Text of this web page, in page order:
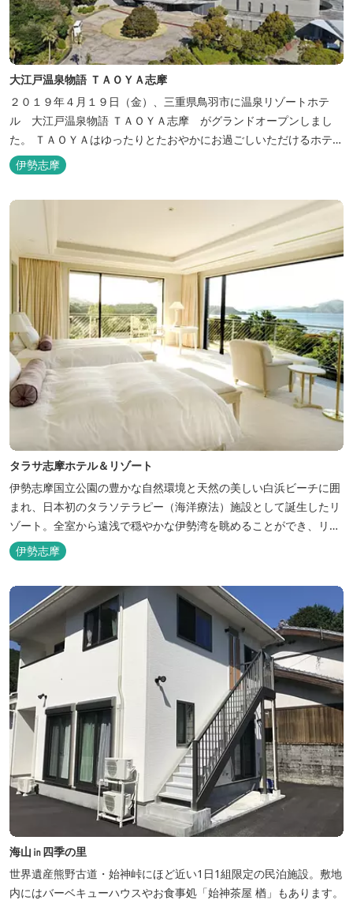
大江戸温泉物語 ＴＡＯＹＡ志摩
２０１９年４月１９日（金）、三重県鳥羽市に温泉リゾートホテ
ル 大江戸温泉物語 ＴＡＯＹＡ志摩 がグランドオープンしまし
た。 ＴＡＯＹＡはゆったりとたおやかにお過ごしいただけるホテル
を目指し、カキの産地の鳥羽市浦村町にオープンしました。 目の前
は太平洋に注ぐ伊勢湾の海の風景が広がり、後背は山に囲まれ、自
然豊かな環境で、正にゆったりとたおやかに時が流れています。
伊勢志摩
タラサ志摩ホテル＆リゾート
伊勢志摩国立公園の豊かな自然環境と天然の美しい白浜ビーチに囲
まれ、日本初のタラソテラピー（海洋療法）施設として誕生したリ
ゾート。全室から遠浅で穏やかな伊勢湾を眺めることができ、リラ
ックスした滞在をお楽しみいただけます。滞在中は、目の前の海か
らきれいな海水を引き込み、24時間以内に新鮮な状態で使用するタ
ラソテラピーや、季節の海の幸を楽しめるフレンチと日本料理が堪
能できます。
伊勢志摩
海山㏌四季の里
世界遺産熊野古道・始神峠にほど近い1日1組限定の民泊施設。敷地
内にはバーベキューハウスやお食事処「始神茶屋 楢」もあります。